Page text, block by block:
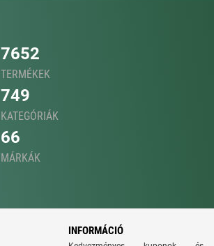
7652
TERMÉKEK
749
KATEGÓRIÁK
66
MÁRKÁK
INFORMÁCIÓ